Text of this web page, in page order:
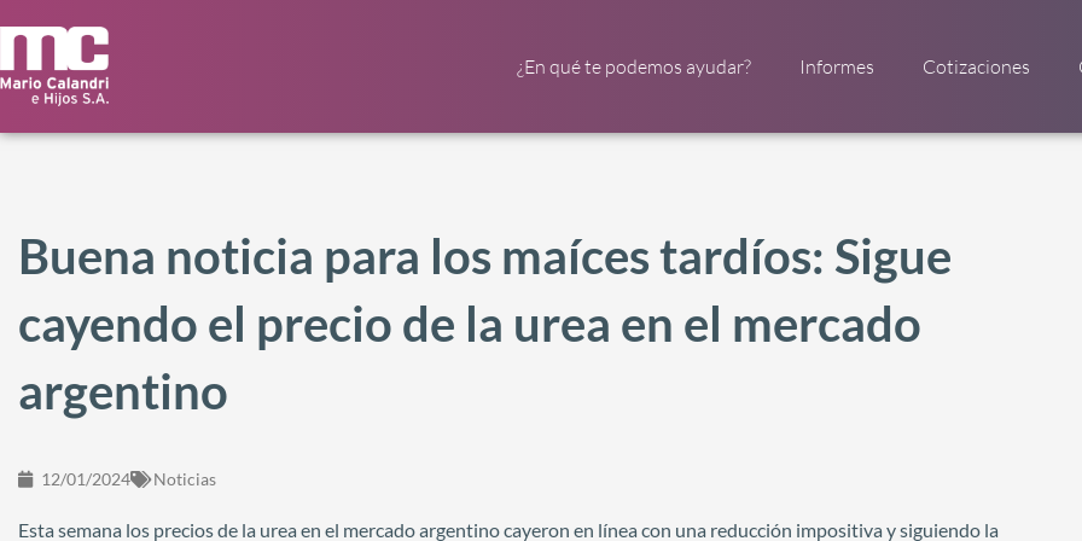
¿En qué te podemos ayudar? Informes Cotizaciones
Buena noticia para los maíces tardíos: Sigue
cayendo el precio de la urea en el mercado
argentino
12/01/2024 Noticias
Esta semana los precios de la urea en el mercado argentino cayeron en línea con una reducción impositiva y siguiendo la